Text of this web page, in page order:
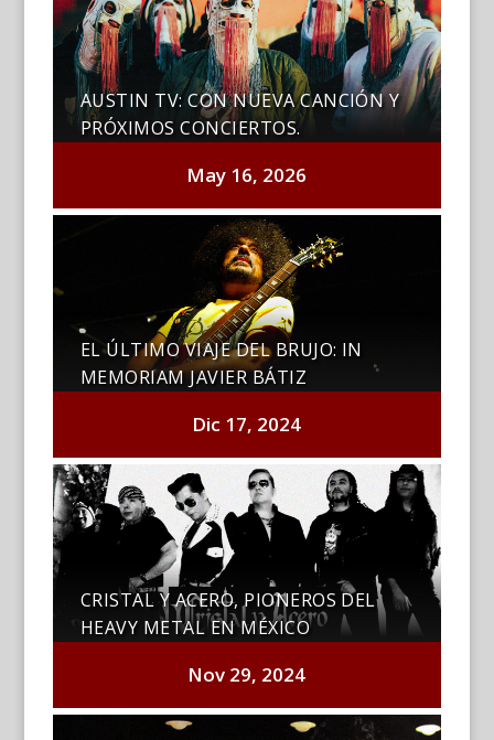
AUSTIN TV: CON NUEVA CANCIÓN Y
PRÓXIMOS CONCIERTOS.
May 16, 2026
EL ÚLTIMO VIAJE DEL BRUJO: IN
MEMORIAM JAVIER BÁTIZ
Dic 17, 2024
CRISTAL Y ACERO, PIONEROS DEL
HEAVY METAL EN MÉXICO
Nov 29, 2024